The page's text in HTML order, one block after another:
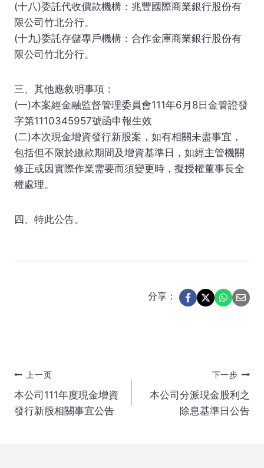
(十八)委託代收價款機構：兆豐國際商業銀行股份有
限公司竹北分行。
(十九)委託存儲專戶機構：合作金庫商業銀行股份有
限公司竹北分行。
三、其他應敘明事項：
(一)本案經金融監督管理委員會111年6月8日金管證發
字第1110345957號函申報生效
(二)本次現金增資發行新股案，如有相關未盡事宜，
包括但不限於繳款期間及增資基準日，如經主管機關
修正或因實際作業需要而須變更時，擬授權董事長全
權處理。
四、特此公告。
分享：
文
章
上一页
本公司111年度現金增資
發行新股相關事宜公告
下一步
本公司分派現金股利之
除息基準日公告